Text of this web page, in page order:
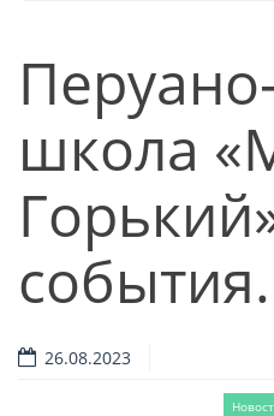
школа
события.
26.08.2023